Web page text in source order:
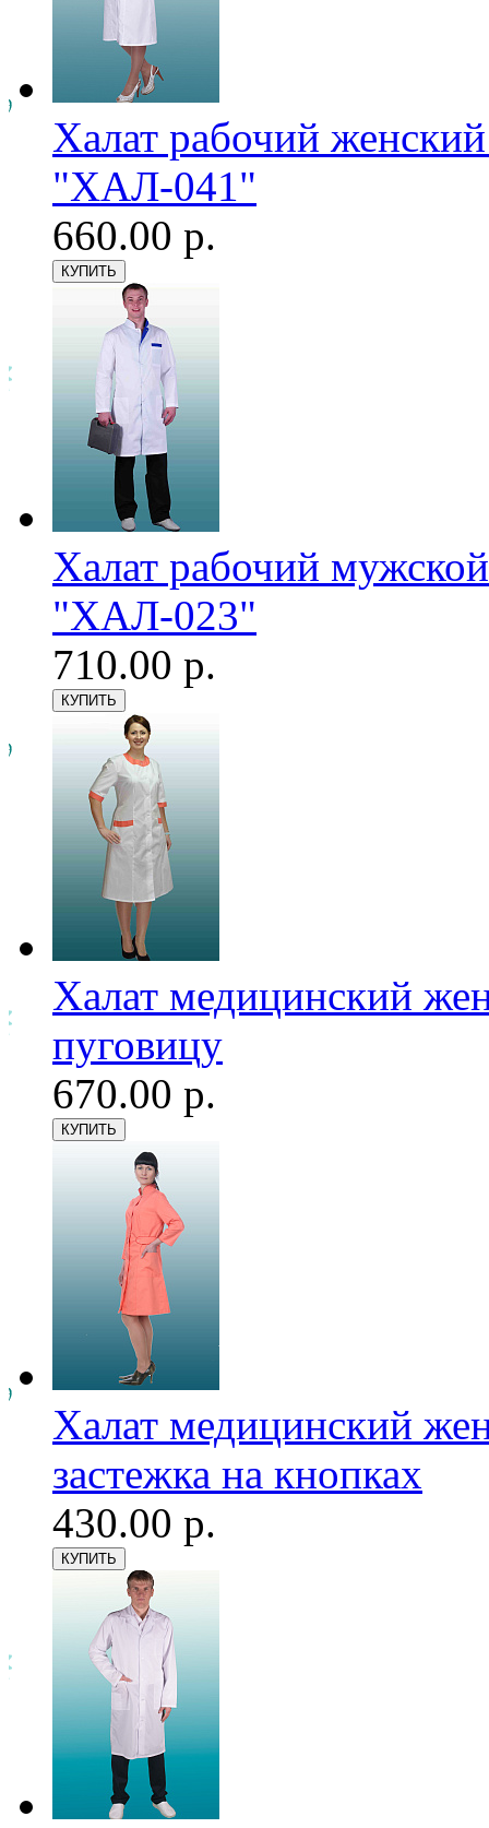
Халат рабочий
"ХАЛ-041"
660.00 р.
Халат рабочий
"ХАЛ-023"
710.00 р.
Халат медицинский
пуговицу
670.00 р.
Халат медицинский
застежка на кнопках
430.00 р.